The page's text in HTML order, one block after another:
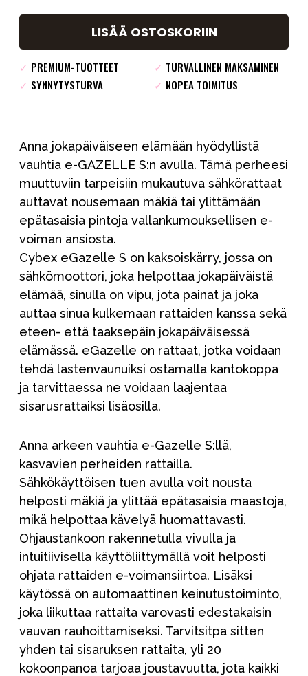
LISÄÄ OSTOSKORIIN
✓ PREMIUM-TUOTTEET ✓ TURVALLINEN MAKSAMINEN
✓ SYNNYTYSTURVA ✓ NOPEA TOIMITUS
Anna jokapäiväiseen elämään hyödyllistä
vauhtia e-GAZELLE S:n avulla. Tämä perheesi
muuttuviin tarpeisiin mukautuva sähkörattaat
auttavat nousemaan mäkiä tai ylittämään
epätasaisia pintoja vallankumouksellisen e-
voiman ansiosta.
Cybex eGazelle S on kaksoiskärry, jossa on
sähkömoottori, joka helpottaa jokapäiväistä
elämää, sinulla on vipu, jota painat ja joka
auttaa sinua kulkemaan rattaiden kanssa sekä
eteen- että taaksepäin jokapäiväisessä
elämässä. eGazelle on rattaat, jotka voidaan
tehdä lastenvaunuiksi ostamalla kantokoppa
ja tarvittaessa ne voidaan laajentaa
sisarusrattaiksi lisäosilla.
Anna arkeen vauhtia e-Gazelle S:llä,
kasvavien perheiden rattailla.
Sähkökäyttöisen tuen avulla voit nousta
helposti mäkiä ja ylittää epätasaisia maastoja,
mikä helpottaa kävelyä huomattavasti.
Ohjaustankoon rakennetulla vivulla ja
intuitiivisella käyttöliittymällä voit helposti
ohjata rattaiden e-voimansiirtoa. Lisäksi
käytössä on automaattinen keinutustoiminto,
joka liikuttaa rattaita varovasti edestakaisin
vauvan rauhoittamiseksi. Tarvitsitpa sitten
yhden tai sisaruksen rattaita, yli 20
kokoonpanoa tarjoaa joustavuutta, jota kaikki